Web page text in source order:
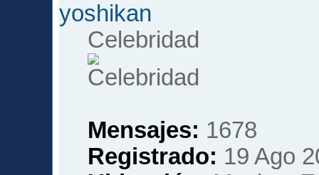
yoshikan
Celebridad
Mensajes: 1678
Registrado: 19 Ago